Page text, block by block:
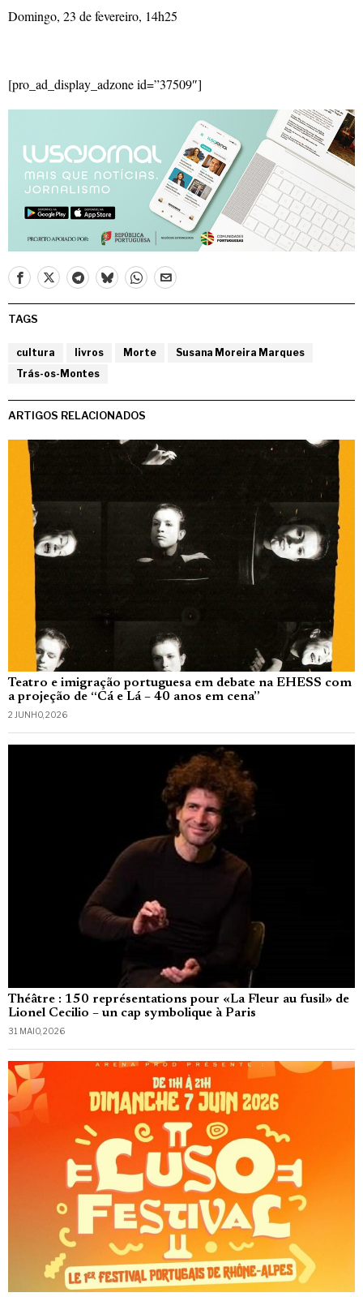
Domingo, 23 de fevereiro, 14h25
[pro_ad_display_adzone id=”37509″]
TAGS
cultura livros Morte
Susana Moreira Marques
Trás-os-Montes
ARTIGOS RELACIONADOS
Teatro e imigração portuguesa em debate na EHESS com
a projeção de “Cá e Lá – 40 anos em cena”
2 JUNHO, 2026
Théâtre : 150 représentations pour «La Fleur au fusil» de
Lionel Cecilio – un cap symbolique à Paris
31 MAIO, 2026